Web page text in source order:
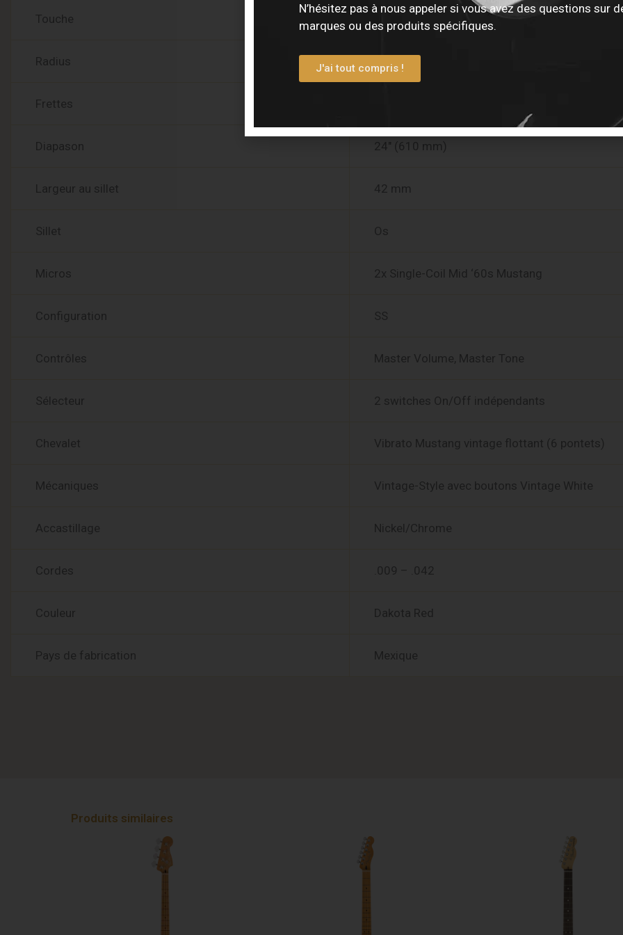
Touche Palissandre laminé rond
Radius 7.25″ (184 mm)
Frettes
Diapason 24″ (610 mm)
Largeur au sillet 42 mm
Sillet Os
Micros 2x Single-Coil Mid ‘60s Mustang
Configuration SS
Contrôles Master Volume, Master Tone
Sélecteur 2 switches On/Off indépendants
Chevalet Vibrato Mustang vintage flottant (6 pontets)
Mécaniques Vintage-Style avec boutons Vintage White
Accastillage Nickel/Chrome
Cordes .009 – .042
Couleur Dakota Red
Pays de fabrication Mexique
Produits similaires
N’hésitez pas à nous appeler si vous avez des questions sur
marques ou des produits spécifiques.
J'ai tout compris !